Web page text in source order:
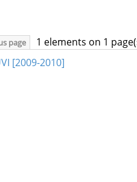
page 1 elements on 1
[2009-2010]